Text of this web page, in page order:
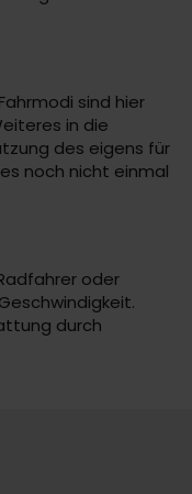
sind hier
in die
des eigens für
noch nicht einmal
oder
durch